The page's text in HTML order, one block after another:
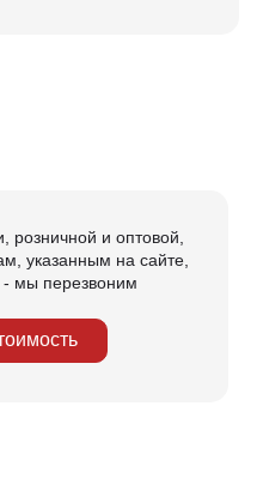
и оптовой,
указанным на сайте,
- мы перезвоним